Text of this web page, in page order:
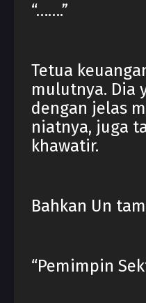
“…….”
Tetua
mulutnya. Dia
dengan jelas
niatnya, juga
khawatir.
Bahkan Un
“Pemimpin